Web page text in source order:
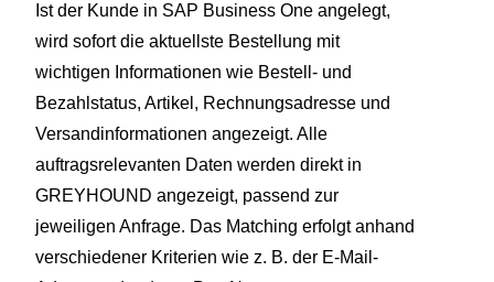
Ist der Kunde in SAP Business One angelegt,
wird sofort die aktuellste Bestellung mit
wichtigen Informationen wie Bestell- und
Bezahlstatus, Artikel, Rechnungsadresse und
Versandinformationen angezeigt. Alle
auftragsrelevanten Daten werden direkt in
GREYHOUND angezeigt, passend zur
jeweiligen Anfrage. Das Matching erfolgt anhand
verschiedener Kriterien wie z. B. der E-Mail-